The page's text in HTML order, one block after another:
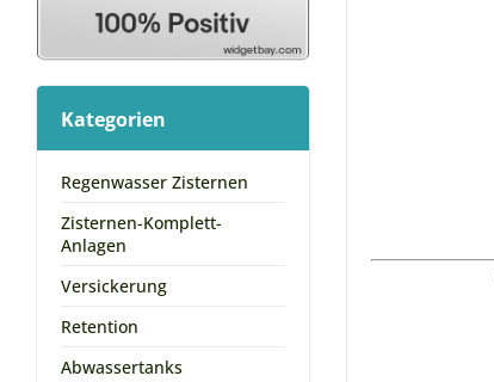
Kategorien
Regenwasser Zisternen
Zisternen-Komplett-
Anlagen
Versickerung
Retention
Abwassertanks